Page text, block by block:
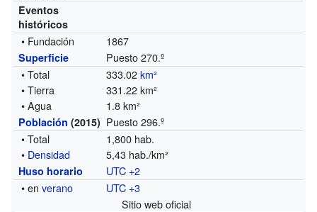
Eventos
históricos
• Fundación 1867
Superficie
Puesto 270.º
• Total
333.02km²
• Tierra
331.22 km²
• Agua
1.8 km²
Población (2015) Puesto 296.º
• Total
1,800 hab.
• Densidad 5,43 hab./km²
Huso horario
UTC +2
• enverano
UTC +3
Sitio web oficial